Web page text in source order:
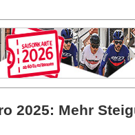
2025: Mehr